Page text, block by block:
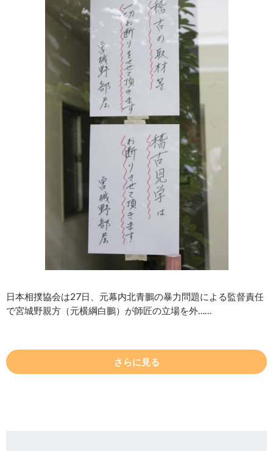
日本相撲協会は27日、元幕内北青鵬の暴力問題による監督責任
で宮城野親方（元横綱白鵬）が師匠の立場を外……
さらに見る